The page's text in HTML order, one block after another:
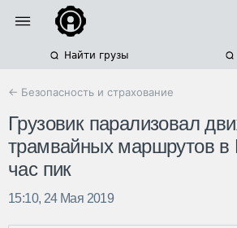
Найти грузы
← Безопасность и страхование
Грузовик парализовал
трамвайных маршрутов в
час пик
15:10, 24 Мая 2019